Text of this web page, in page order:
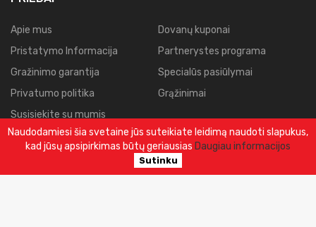
Naudodamiesi šia svetaine jūs suteikiate leidimą naudoti slapukus,
kad jūsų apsipirkimas būtų geriausias Daugiau informacijos
Sutinku
Apie mus
Pristatymo Informacija
Gražinimo garantija
Privatumo politika
Susisiekite su mumis
Svetainės planas
Dovanų kuponai
Partnerystes programa
Specialūs pasiūlymai
Grąžinimai